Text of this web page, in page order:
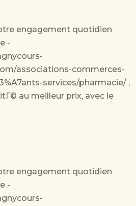
engagement quotidien
-
associations-commerces-
services/pharmacie/ ,
au meilleur prix, avec le
engagement quotidien
-